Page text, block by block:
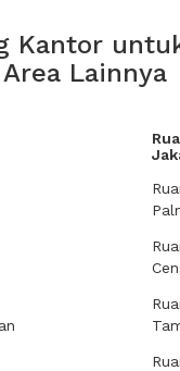
Kantor
Lainnya